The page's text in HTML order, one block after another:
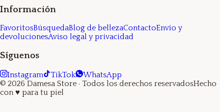
Información
FavoritosBúsquedaBlog de bellezaContactoEnvío y
devolucionesAviso legal y privacidad
Síguenos
Instagram TikTok
WhatsApp
© 2026 Damesa Store · Todos los derechos reservadosHecho
con ♥ para tu piel